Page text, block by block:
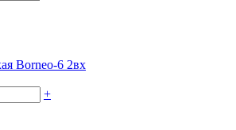
Borneo-6 2вх
+